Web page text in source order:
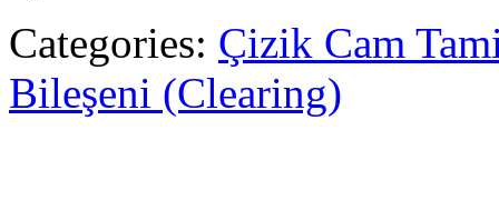
Categories: Çizik Cam
Bileşeni (Clearing)